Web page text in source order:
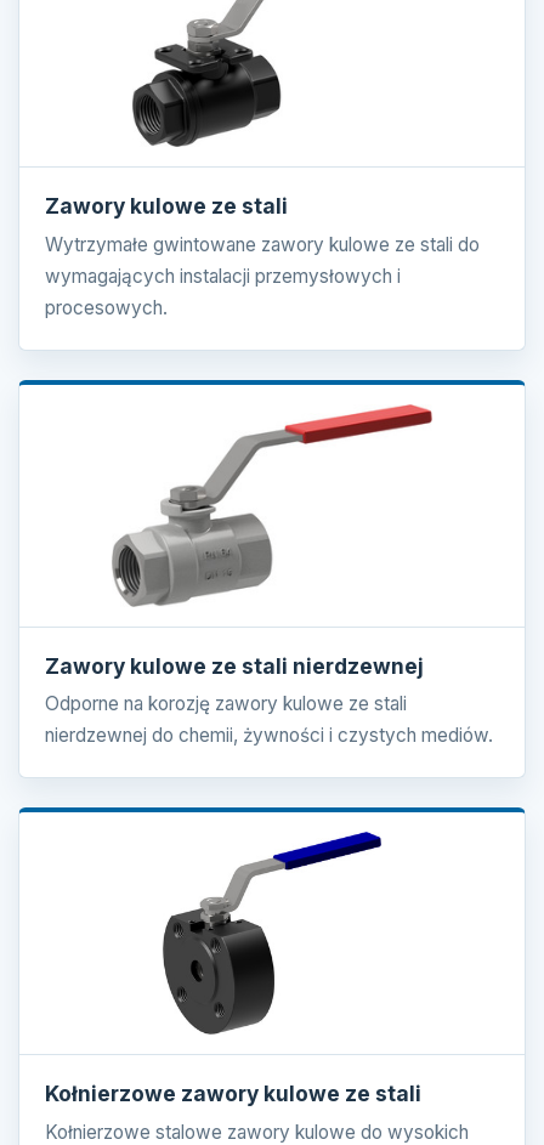
Zawory kulowe ze stali
Wytrzymałe gwintowane zawory kulowe ze stali do
wymagających instalacji przemysłowych i
procesowych.
Zawory kulowe ze stali nierdzewnej
Odporne na korozję zawory kulowe ze stali
nierdzewnej do chemii, żywności i czystych mediów.
Kołnierzowe zawory kulowe ze stali
Kołnierzowe stalowe zawory kulowe do wysokich